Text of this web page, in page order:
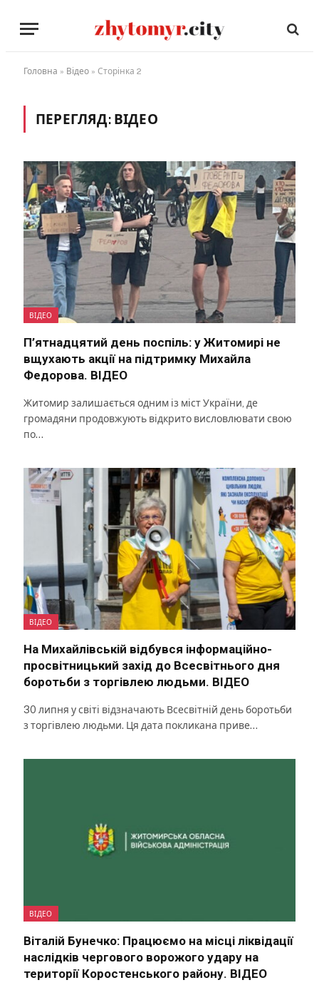
Головна » Відео » Сторінка 2
ПЕРЕГЛЯД: ВІДЕО
ВІДЕО
П’ятнадцятий день поспіль: у Житомирі не
вщухають акції на підтримку Михайла
Федорова. ВІДЕО
Житомир залишається одним із міст України, де
громадяни продовжують відкрито висловлювати свою
по…
ВІДЕО
На Михайлівській відбувся інформаційно-
просвітницький захід до Всесвітнього дня
боротьби з торгівлею людьми. ВІДЕО
30 липня у світі відзначають Всесвітній день боротьби
з торгівлею людьми. Ця дата покликана приве…
ВІДЕО
Віталій Бунечко: Працюємо на місці ліквідації
наслідків чергового ворожого удару на
території Коростенського району. ВІДЕО